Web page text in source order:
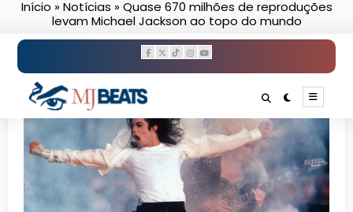
PularInício »Notícias »Quase 670 milhões de reproduções
levam Michael Jackson ao topo do mundo